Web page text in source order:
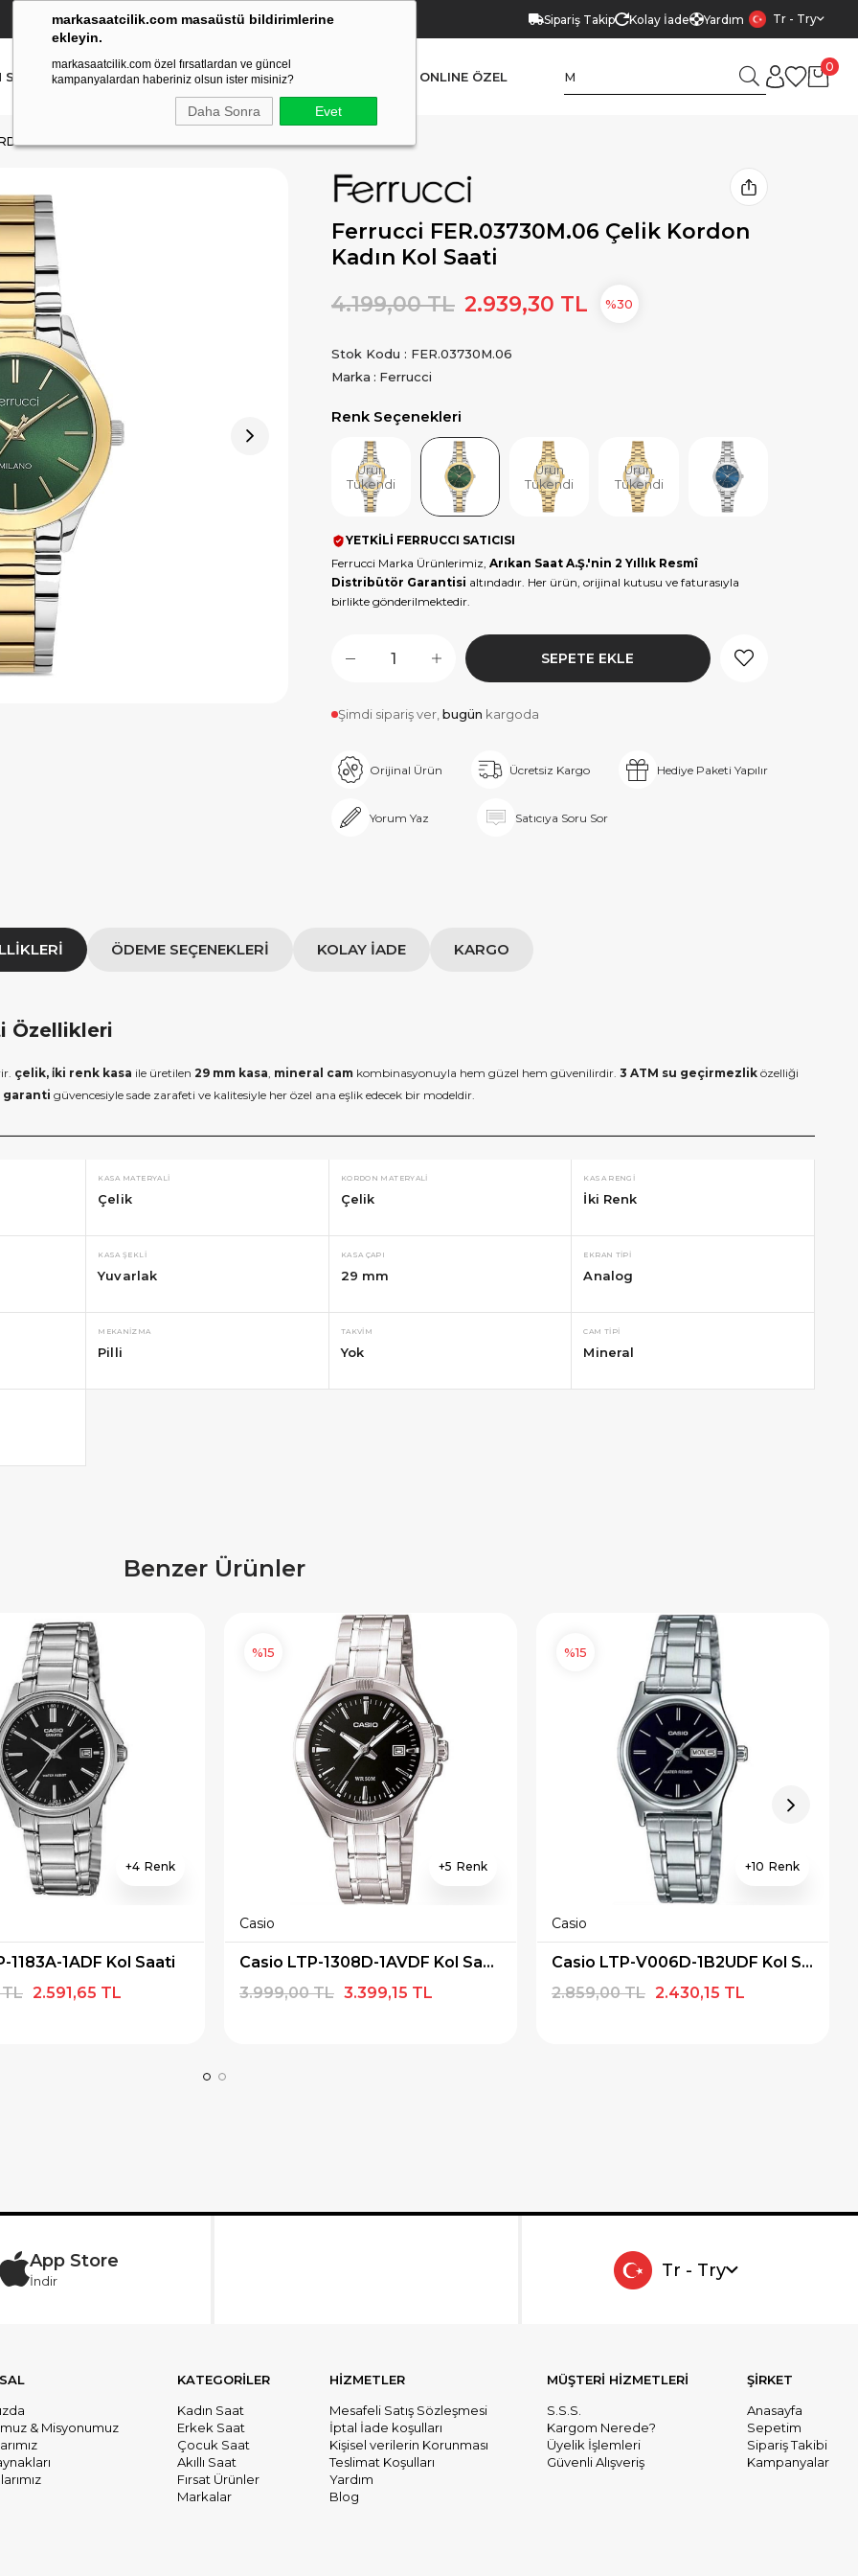
markasaatcilik.com masaüstü bildirimlerine
ekleyin.
markasaatcilik.com özel fırsatlardan ve güncel
kampanyalardan haberiniz olsun ister misiniz?
Daha Sonra Evet
YETKİLİ SATICI (Ücretsiz Kargo Ve İade) Sipariş Takip Kolay İade Yardım Tr - Try
ERKEK SAAT AKILLI SAAT ONLINE ÖZEL
0
KADIN KOL SAATI
Ferrucci FER.03730M.06 Çelik Kordon
Kadın Kol Saati
4.199,00 TL 2.939,30 TL 30
Stok Kodu
FER.03730M.06
Marka : Ferrucci
Renk Seçenekleri
Ürün
Tükendi
Ürün
Tükendi
Ürün
Tükendi
YETKİLİ FERRUCCI SATICISI
Ferrucci Marka Ürünlerimiz, Arıkan Saat A.Ş.'nin 2 Yıllık Resmî
Distribütör Garantisi altındadır. Her ürün, orijinal kutusu ve faturasıyla
birlikte gönderilmektedir.
Şimdi sipariş ver,bugün kargoda
Orijinal Ürün Ücretsiz Kargo Hediye Paketi Yapılır
Yorum Yaz Satıcıya Soru Sor
ÖDEME SEÇENEKLERI KOLAY İADE KARGO
Özellikleri
çelik, i̇ki renk kasa ile üretilen 29 mm kasa, mineral cam kombinasyonuyla hem güzel hem güvenilirdir. 3 ATM su geçirmezlik özelliği
garanti güvencesiyle sade zarafeti ve kalitesiyle her özel ana eşlik edecek bir modeldir.
KASA MATERYALI
Çelik
KORDON MATERYALI
Çelik
KASA RENGI
İki Renk
KASA ŞEKLI
Yuvarlak
KASA ÇAPI
29 mm
EKRAN TIPI
Analog
MEKANIZMA
Pilli
TAKVIM
Yok
CAM TIPI
Mineral
Benzer Ürünler
4
1183A-1ADF Kol Saati
2.591,65 TL
5
Casio
Casio LTP-1308D-1AVDF Kol Saati
3.399,15 TL
3.999,00 TL
%15
10
Casio
Casio LTP-V006D-1B2UDF Kol Saati
2.430,15 TL
2.859,00 TL
%15
App Store
İndir
Tr - Try
& Misyonumuz
KATEGORİLER
Kadın Saat
Erkek Saat
Çocuk Saat
Akıllı Saat
Fırsat Ürünler
Markalar
HİZMETLER
Mesafeli Satış Sözleşmesi
İptal İade koşulları
Kişisel verilerin Korunması
Teslimat Koşulları
Yardım
Blog
MÜŞTERİ HİZMETLERİ
S.S.S.
Kargom Nerede?
Üyelik İşlemleri
Güvenli Alışveriş
ŞİRKET
Anasayfa
Sepetim
Sipariş Takibi
Kampanyalar
özel 500
9.999 TL üzeri alışverişe özel